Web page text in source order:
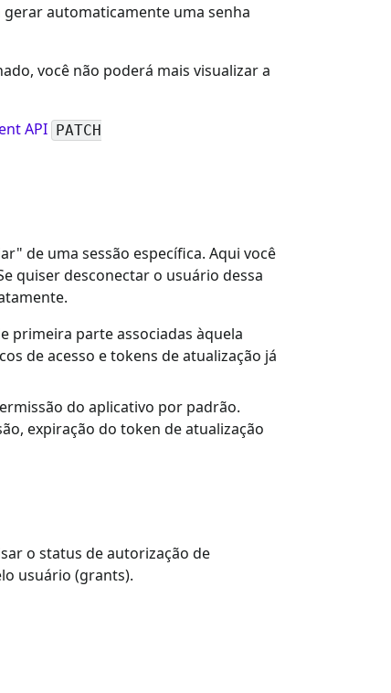
automaticamente uma senha
você não poderá mais visualizar a
API PATCH
de uma sessão específica. Aqui você
quiser desconectar o usuário dessa
primeira parte associadas àquela
de acesso e tokens de atualização já
do aplicativo por padrão.
expiração do token de atualização
o status de autorização de
usuário (grants).